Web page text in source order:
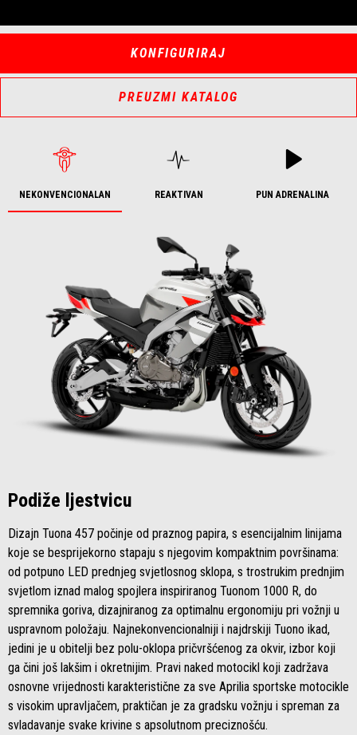
KONFIGURIRAJ
PREUZMI KATALOG
NEKONVENCIONALAN REAKTIVAN PUN ADRENALINA
Podiže ljestvicu
Dizajn Tuona 457 počinje od praznog papira, s esencijalnim linijama
koje se besprijekorno stapaju s njegovim kompaktnim površinama:
od potpuno LED prednjeg svjetlosnog sklopa, s trostrukim prednjim
svjetlom iznad malog spojlera inspiriranog Tuonom 1000 R, do
spremnika goriva, dizajniranog za optimalnu ergonomiju pri vožnji u
uspravnom položaju. Najnekonvencionalniji i najdrskiji Tuono ikad,
jedini je u obitelji bez polu-oklopa pričvršćenog za okvir, izbor koji
ga čini još lakšim i okretnijim. Pravi naked motocikl koji zadržava
osnovne vrijednosti karakteristične za sve Aprilia sportske motocikle
s visokim upravljačem, praktičan je za gradsku vožnju i spreman za
svladavanje svake krivine s apsolutnom preciznošću.